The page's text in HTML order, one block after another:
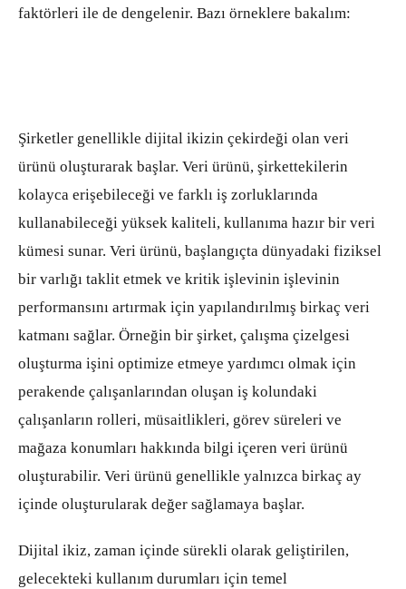
faktörleri ile de dengelenir. Bazı örneklere bakalım:
Şirketler genellikle dijital ikizin çekirdeği olan veri
ürünü oluşturarak başlar. Veri ürünü, şirkettekilerin
kolayca erişebileceği ve farklı iş zorluklarında
kullanabileceği yüksek kaliteli, kullanıma hazır bir veri
kümesi sunar. Veri ürünü, başlangıçta dünyadaki fiziksel
bir varlığı taklit etmek ve kritik işlevinin işlevinin
performansını artırmak için yapılandırılmış birkaç veri
katmanı sağlar. Örneğin bir şirket, çalışma çizelgesi
oluşturma işini optimize etmeye yardımcı olmak için
perakende çalışanlarından oluşan iş kolundaki
çalışanların rolleri, müsaitlikleri, görev süreleri ve
mağaza konumları hakkında bilgi içeren veri ürünü
oluşturabilir. Veri ürünü genellikle yalnızca birkaç ay
içinde oluşturularak değer sağlamaya başlar.
Dijital ikiz, zaman içinde sürekli olarak geliştirilen,
gelecekteki kullanım durumları için temel